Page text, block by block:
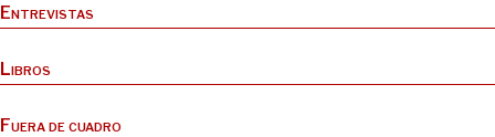
Entrevistas
Libros
Fuera de cuadro